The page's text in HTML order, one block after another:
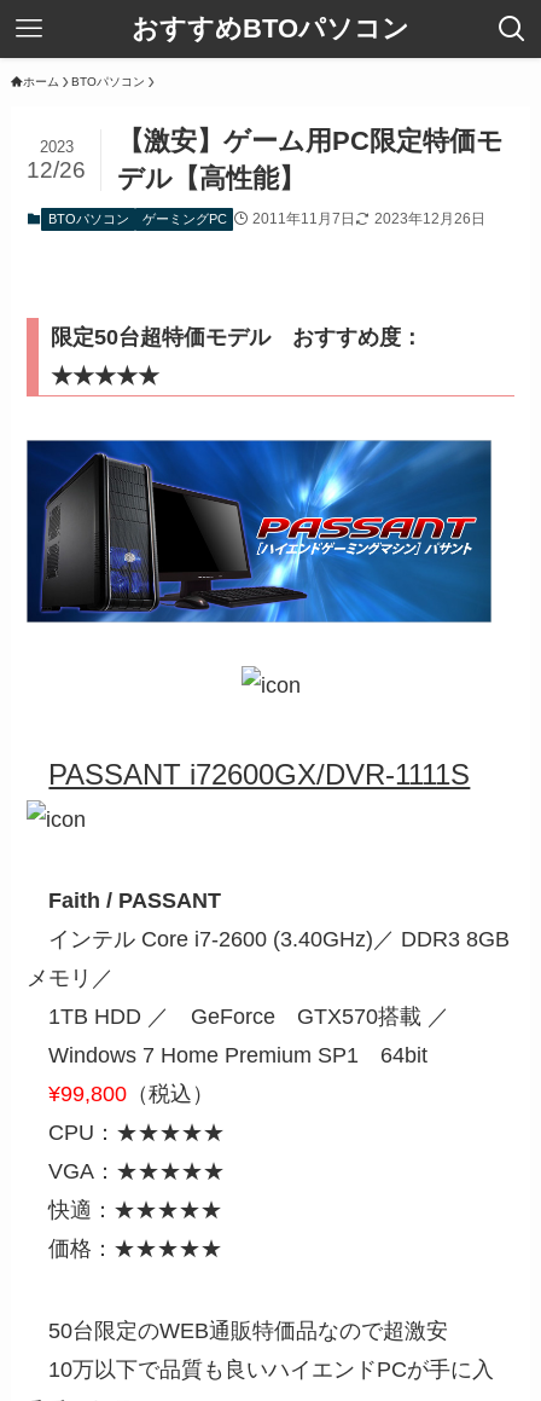
おすすめBTOパソコン
ホーム BTOパソコン
【激安】ゲーム用PC限定特価モ
デル【高性能】
2023
12/26
BTOパソコン ゲーミングPC 2011年11月7日 2023年12月26日
限定50台超特価モデルおすすめ度：
★★★★★
PASSANT i72600GX/DVR-1111S
Faith / PASSANT
インテル Core i7-2600 (3.40GHz)／ DDR3 8GB
メモリ／
1TB HDD ／ GeForce GTX570搭載 ／
Windows 7 Home Premium SP1 64bit
¥99,800 （税込）
CPU：★★★★★
VGA：★★★★★
快適：★★★★★
価格：★★★★★
50台限定のWEB通販特価品なので超激安
10万以下で品質も良いハイエンドPCが手に入